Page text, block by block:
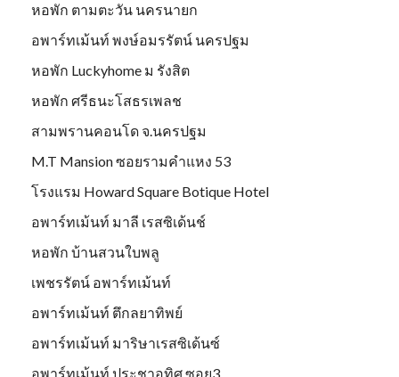
หอพัก ตามตะวัน นครนายก
อพาร์ทเม้นท์ พงษ์อมรรัตน์ นครปฐม
หอพัก Luckyhome ม รังสิต
หอพัก ศรีธนะโสธรเพลช
สามพรานคอนโด จ.นครปฐม
M.T Mansion ซอยรามคำแหง 53
โรงแรม Howard Square Botique Hotel
อพาร์ทเม้นท์ มาลี เรสซิเด้นช์
หอพัก บ้านสวนใบพลู
เพชรรัตน์ อพาร์ทเม้นท์
อพาร์ทเม้นท์ ตึกลยาทิพย์
อพาร์ทเม้นท์ มาริษาเรสซิเด้นซ์
อพาร์ทเม้นท์ ประชาอุทิศ ซอย3